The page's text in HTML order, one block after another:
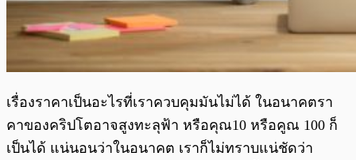
เรื่องราคาเป็นอะไรที่เราควบคุมมันไม่ได้ ในอนาคตรา
คาของคริปโตอาจสูงทะลุฟ้า หรือคุณ10 หรือคูณ 100 ก็
เป็นได้ แน่นอนว่าในอนาคต เราก็ไม่ทราบแน่ชัดว่า